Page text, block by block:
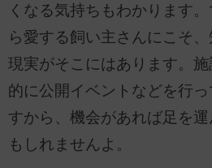
くなる気持ちもわかります
ら愛する飼い主さんにこそ
現実がそこにはあります。
的に公開イベントなどを行
すから、機会があれば足を
もしれませんよ。